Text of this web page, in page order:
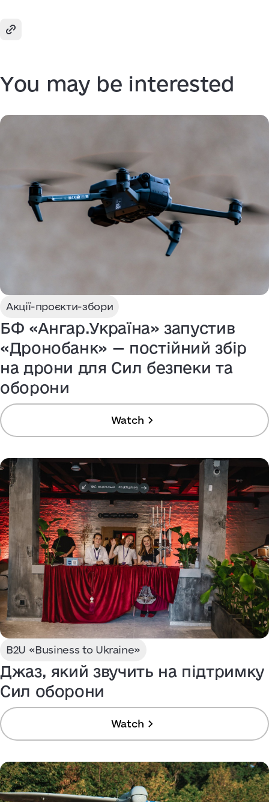
You may be interested
Акції-проєкти-збори
БФ «Ангар.Україна» запустив
«Дронобанк» — постійний збір
на дрони для Сил безпеки та
оборони
Watch
B2U «Business to Ukraine»
Джаз, який звучить на підтримку
Сил оборони
Watch